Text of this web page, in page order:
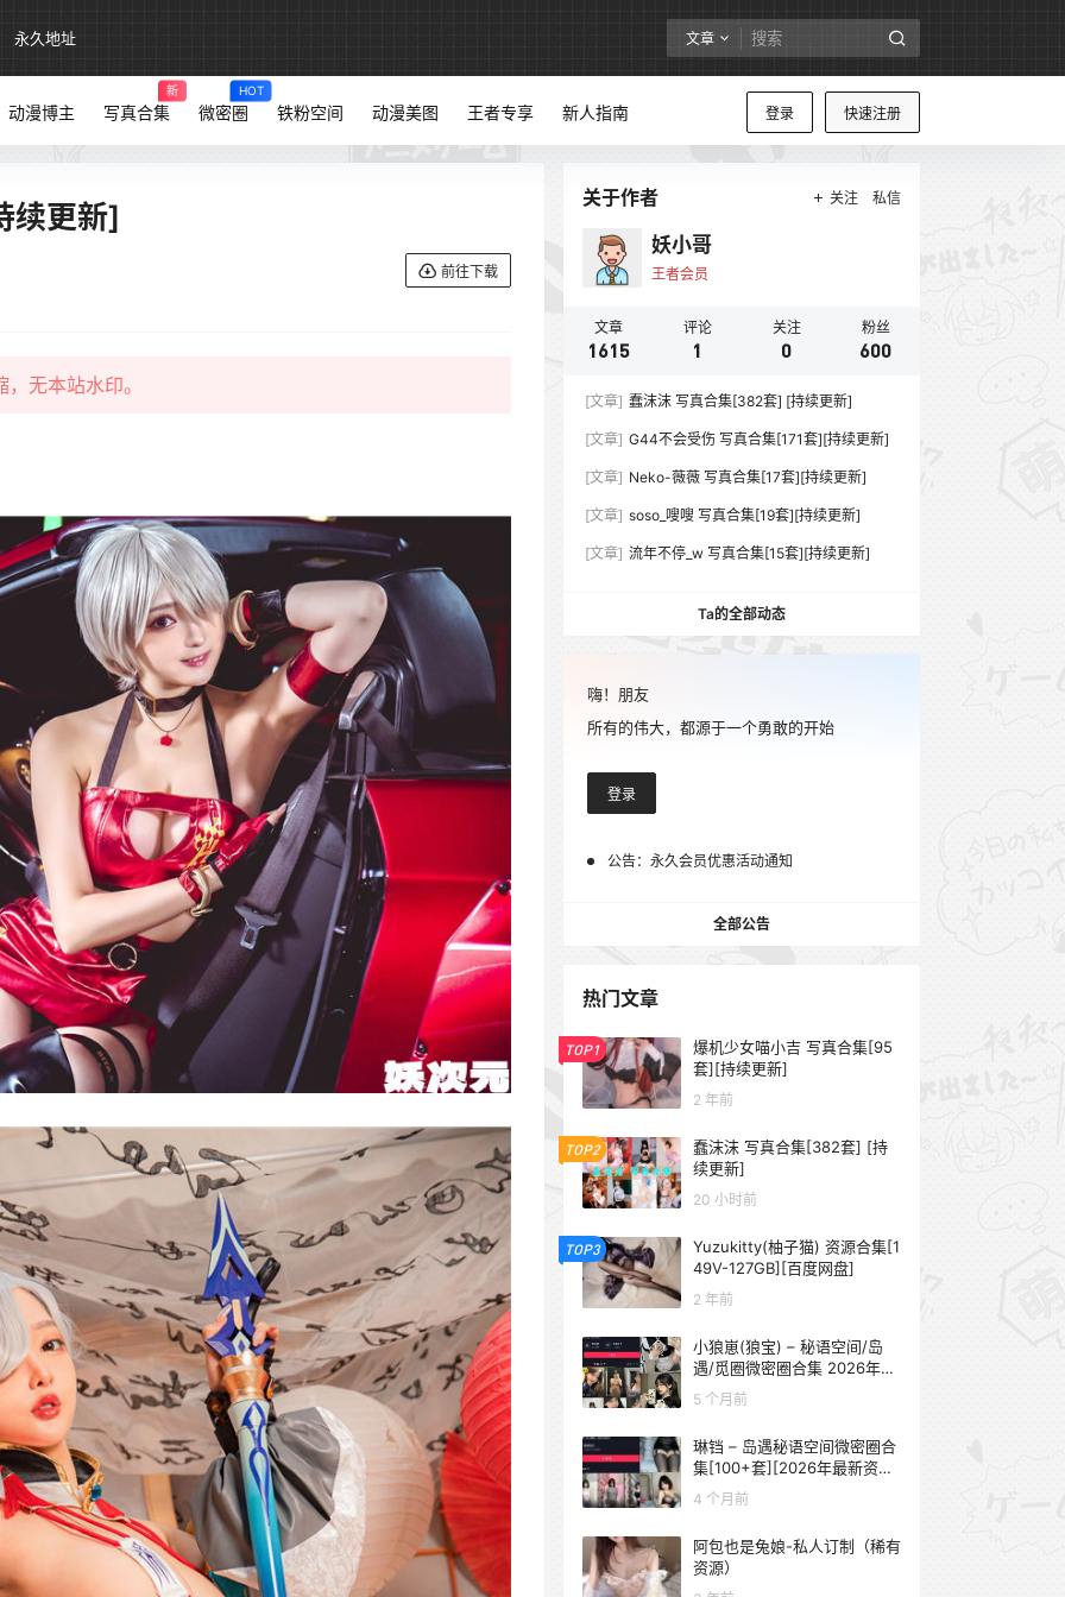
永久地址 文章
登录 快速注册
动漫博主 写真合集
新
微密圈
HOT
铁粉空间 动漫美图 王者专享 新人指南
续更新]
前往下载
无本站水印。
关于作者 关注 私信
妖小哥
王者会员
文章
1615
评论
1
关注
0
粉丝
600
[文章] 蠢沫沫 写真合集[382套] [持续更新]
[文章] G44不会受伤 写真合集[171套][持续更新]
[文章] Neko-薇薇 写真合集[17套][持续更新]
[文章] soso_嗖嗖 写真合集[19套][持续更新]
[文章] 流年不停_w 写真合集[15套][持续更新]
Ta的全部动态
嗨！朋友
所有的伟大，都源于一个勇敢的开始
登录
公告： 永久会员优惠活动通知
全部公告
热门文章
TOP1
爆机少女喵小吉 写真合集[95
套][持续更新]
2 年前
TOP2
蠢沫沫 写真合集[382套] [持
续更新]
20 小时前
TOP3
Yuzukitty(柚子猫) 资源合集[1
49V-127GB][百度网盘]
2 年前
小狼崽(狼宝) – 秘语空间/岛
遇/觅圈微密圈合集 2026年抖
音资源更新中
5 个月前
琳铛 – 岛遇秘语空间微密圈合
集[100+套][2026年最新资源
更新中]
4 个月前
阿包也是兔娘-私人订制（稀有
资源）